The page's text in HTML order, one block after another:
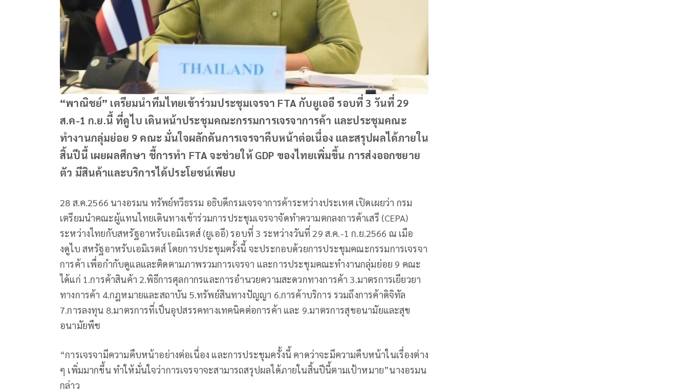
“พาณิชย์” เตรียมนำทีมไทยเข้าร่วมประชุมเจรจา FTA กับยูเออี รอบที่ 3 วันที่ 29
ส.ค-1 ก.ย.นี้ ที่ดูไบ เดินหน้าประชุมคณะกรรมการเจรจาการค้า และประชุมคณะ
ทำงานกลุ่มย่อย 9 คณะ มั่นใจผลักดันการเจรจาคืบหน้าต่อเนื่อง และสรุปผลได้ภายใน
สิ้นปีนี้ เผยผลศึกษา ชี้การทำ FTA จะช่วยให้ GDP ของไทยเพิ่มขึ้น การส่งออกขยาย
ตัว มีสินค้าและบริการได้ประโยชน์เพียบ
28 ส.ค.2566 นางอรมน ทรัพย์ทวีธรรม อธิบดีกรมเจรจาการค้าระหว่างประเทศ เปิดเผยว่า กรม
เตรียมนำคณะผู้แทนไทยเดินทางเข้าร่วมการประชุมเจรจาจัดทำความตกลงการค้าเสรี (CEPA)
ระหว่างไทยกับสหรัฐอาหรับเอมิเรตส์ (ยูเออี) รอบที่ 3 ระหว่างวันที่ 29 ส.ค.-1 ก.ย.2566 ณ เมือ
งดูไบ สหรัฐอาหรับเอมิเรตส์ โดยการประชุมครั้งนี้ จะประกอบด้วยการประชุมคณะกรรมการเจรจา
การค้า เพื่อกำกับดูแลและติดตามภาพรวมการเจรจา และการประชุมคณะทำงานกลุ่มย่อย 9 คณะ
ได้แก่ 1.การค้าสินค้า 2.พิธีการศุลกากรและการอำนวยความสะดวกทางการค้า 3.มาตรการเยียวยา
ทางการค้า 4.กฎหมายและสถาบัน 5.ทรัพย์สินทางปัญญา 6.การค้าบริการ รวมถึงการค้าดิจิทัล
7.การลงทุน 8.มาตรการที่เป็นอุปสรรคทางเทคนิคต่อการค้า และ 9.มาตรการสุขอนามัยและสุข
อนามัยพืช
“การเจรจามีความคืบหน้าอย่างต่อเนื่อง และการประชุมครั้งนี้ คาดว่าจะมีความคืบหน้าในเรื่องต่าง
ๆ เพิ่มมากขึ้น ทำให้มั่นใจว่าการเจรจาจะสามารถสรุปผลได้ภายในสิ้นปีนี้ตามเป้าหมาย”นางอรมน
กล่าว